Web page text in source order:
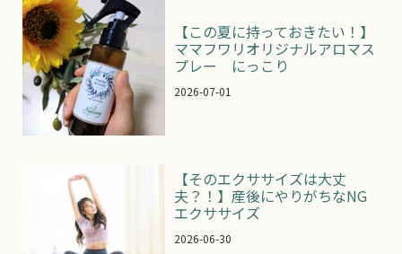
【この夏に持っておきたい！】
ママフワリオリジナルアロマス
プレー にっこり
2026-07-01
【そのエクササイズは大丈
夫？！】産後にやりがちなNG
エクササイズ
2026-06-30